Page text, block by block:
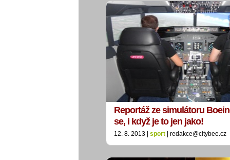
Reportáž ze simulátoru
se, i když je to jen jako!
12. 8. 2013 | sport | redakce@citybee.cz